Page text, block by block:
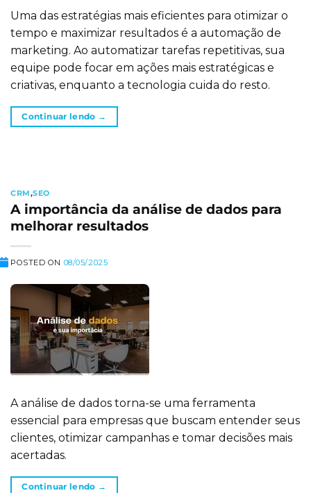
Uma das estratégias mais eficientes para otimizar o
tempo e maximizar resultados é a automação de
marketing. Ao automatizar tarefas repetitivas, sua
equipe pode focar em ações mais estratégicas e
criativas, enquanto a tecnologia cuida do resto.
Continuar lendo →
CRM,SEO
A importância da análise de dados para
melhorar resultados
POSTED ON 08/05/2025
A análise de dados torna-se uma ferramenta
essencial para empresas que buscam entender seus
clientes, otimizar campanhas e tomar decisões mais
acertadas.
Continuar lendo →